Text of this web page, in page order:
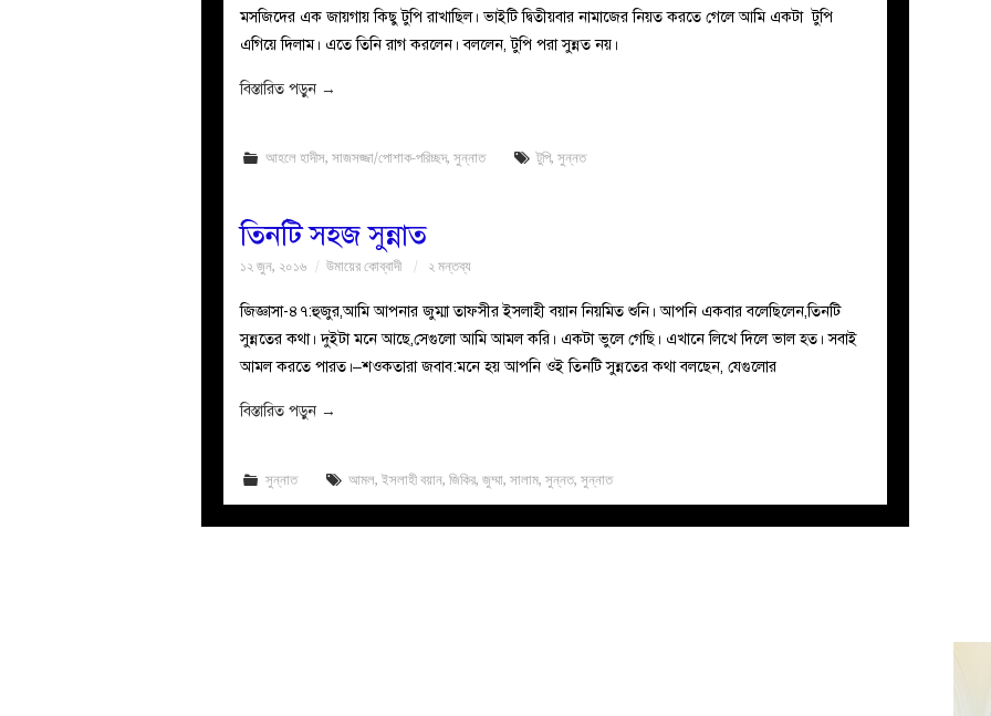
মসজিদের এক জায়গায় কিছু টুপি রাখাছিল। ভাইটি দ্বিতীয়বার নামাজের নিয়ত করতে গেলে আমি একটা টুপি
এগিয়ে দিলাম। এতে তিনি রাগ করলেন। বললেন, টুপি পরা সুন্নত নয়।
বিস্তারিত পড়ুন →
আহলে হাদীস,সাজসজ্জা/পোশাক-পরিচ্ছদ,সুন্নাত টুপি,সুন্নত
তিনটি সহজ সুন্নাত
১২ জুন, ২০১৬ উমায়ের কোব্বাদী ২ মন্তব্য
জিজ্ঞাসা-৪৭:হুজুর,আমি আপনার জুম্মা তাফসীর ইসলাহী বয়ান নিয়মিত শুনি। আপনি একবার বলেছিলেন,তিনটি
সুন্নতের কথা। দুইটা মনে আছে,সেগুলো আমি আমল করি। একটা ভুলে গেছি। এখানে লিখে দিলে ভাল হত। সবাই
আমল করতে পারত।–শওকতারা জবাব:মনে হয় আপনি ওই তিনটি সুন্নতের কথা বলছেন, যেগুলোর
বিস্তারিত পড়ুন →
সুন্নাত আমল,ইসলাহী বয়ান,জিকির,জুম্মা,সালাম,সুন্নত,সুন্নাত